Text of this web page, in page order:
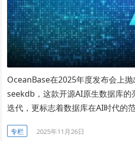
OceanBase在2025年度发布会上
seekdb，这款开源AI原生数据库的
迭代，更标志着数据库在AI时代的范
专栏 2025年11月26日